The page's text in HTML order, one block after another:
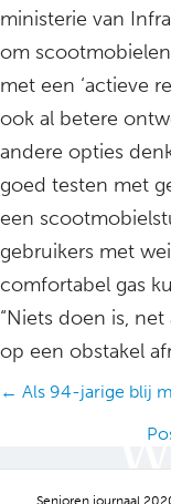
ministerie van
om
met een ‘actieve
ook al betere
andere opties
goed testen met
een
gebruikers met
comfortabel gas
“Niets doen is,
op een obstakel
Posts
← Als 94-jarige blij